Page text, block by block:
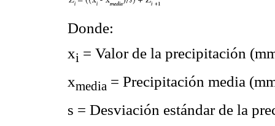
Donde:
xi = Valor de la precipitación
xmedia = Precipitación media
s = Desviación estándar de la